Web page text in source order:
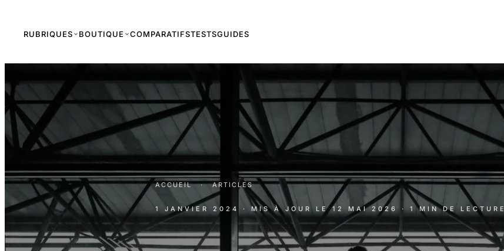
RUBRIQUES BOUTIQUE COMPARATIFSTESTSGUIDES
ACCUEIL · ARTICLES
1 JANVIER 2024 · MIS À JOUR LE12 MAI 2026 · 1 MIN DE LECTURE